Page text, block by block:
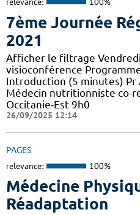
7ème Journée
2021
Afficher le filtrage
visioconférence
Introduction (5 minutes) Pr
Médecin nutritionniste co-
Occitanie-Est 9h0
26/09/2025 12:14
PAGES
relevance: 100%
Médecine
Réadaptation